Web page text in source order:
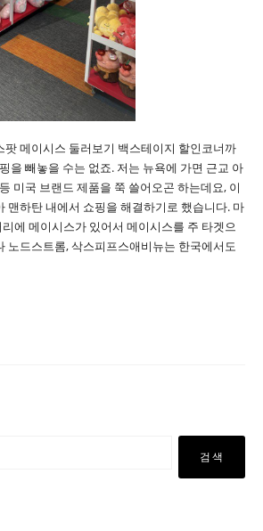
팟 메이시스 둘러보기 백스테이지 할인코너까
을 빼놓을 수는 없죠. 저는 뉴욕에 가면 근교 아
미국 브랜드 제품을 쭉 쓸어오곤 하는데요, 이
맨하탄 내에서 쇼핑을 해결하기로 했습니다. 마
에 메이시스가 있어서 메이시스를 주 타겟으
노드스트롬, 삭스피프스애비뉴는 한국에서도
검색